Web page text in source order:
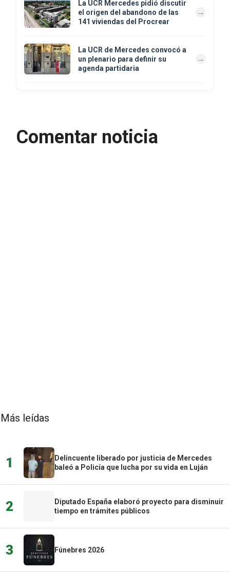
La UCR Mercedes pidió discutir
el origen del abandono de las
141 viviendas del Procrear
La UCR de Mercedes convocó a
un plenario para definir su
agenda partidaria
Comentar noticia
Más leídas
1
Delincuente liberado por justicia de Mercedes
baleó a Policía que lucha por su vida en Luján
2
Diputado España elaboró proyecto para disminuir
tiempo en trámites públicos
3 Fúnebres 2026